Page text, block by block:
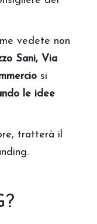
vedete non
Sani, Via
si
le idee
tratterà il